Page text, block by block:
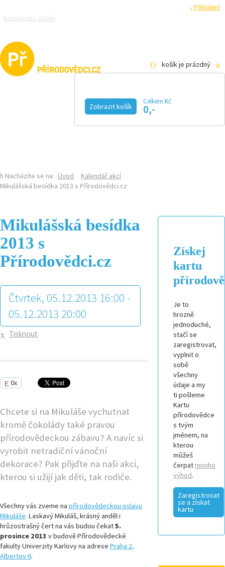
Přihlášení
Katalog pro učitele
košík je prázdný
Zobrazit košík
Celkem Kč
0,-
Nacházíte se na: Úvod
Kalendář akcí
Mikulášská besídka 2013 s Přírodovědci.cz
Mikulášská besídka
2013 s
Přírodovědci.cz
Čtvrtek, 05.12.2013 16:00 -
05.12.2013 20:00
Tisknout
0x
Chcete si na Mikuláše vychutnat
kromě čokolády také pravou
přírodovědeckou zábavu? A navíc si
vyrobit netradiční vánoční
dekorace? Pak přijďte na naši akci,
kterou si užijí jak děti, tak rodiče.
Všechny vás zveme na přírodovědeckou oslavu
Mikuláše. Laskavý Mikuláš, krásný anděl i
hrůzostrašný čert na vás budou čekat5.
prosince 2013 v budově Přírodovědecké
fakulty Univerzity Karlovy na adrese Praha 2,
Albertov 6.
Získej
kartu
Je to
hrozně
jednoduché,
stačí se
zaregistrovat,
vyplnit o
sobě
všechny
údaje a my
ti pošleme
Kartu
přírodovědce
s tvým
jménem, na
kterou
můžeš
čerpat mnoho
výhod.
Zaregistrovat
se a získat
kartu